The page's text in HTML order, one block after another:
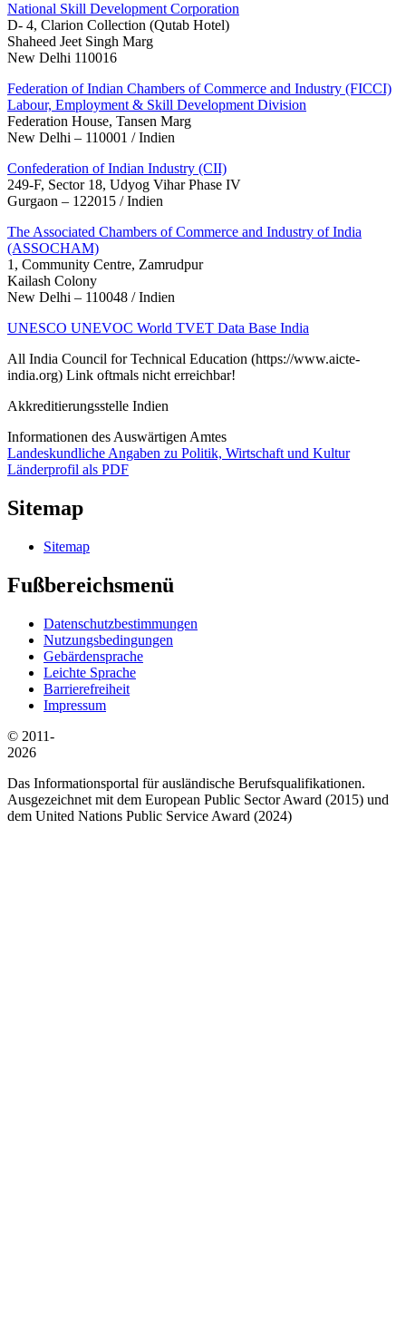
National Skill Development Corporation
D- 4, Clarion Collection (Qutab Hotel)
Shaheed Jeet Singh Marg
New Delhi 110016
Federation of Indian Chambers of Commerce and Industry (FICCI)
Labour, Employment & Skill Development Division
Federation House, Tansen Marg
New Delhi – 110001 / Indien
Confederation of Indian Industry (CII)
249-F, Sector 18, Udyog Vihar Phase IV
Gurgaon – 122015 / Indien
The Associated Chambers of Commerce and Industry of India
(ASSOCHAM)
1, Community Centre, Zamrudpur
Kailash Colony
New Delhi – 110048 / Indien
UNESCO UNEVOC World TVET Data Base India
All India Council for Technical Education (https://www.aicte-
india.org) Link oftmals nicht erreichbar!
Akkreditierungsstelle Indien
Informationen des Auswärtigen Amtes
Landeskundliche Angaben zu Politik, Wirtschaft und Kultur
Länderprofil als PDF
Sitemap
Sitemap
Fußbereichsmenü
Datenschutzbestimmungen
Nutzungsbedingungen
Gebärdensprache
Leichte Sprache
Barrierefreiheit
Impressum
© 2011-
2026
Das Informationsportal für ausländische Berufsqualifikationen.
Ausgezeichnet mit dem European Public Sector Award (2015) und
dem United Nations Public Service Award (2024)